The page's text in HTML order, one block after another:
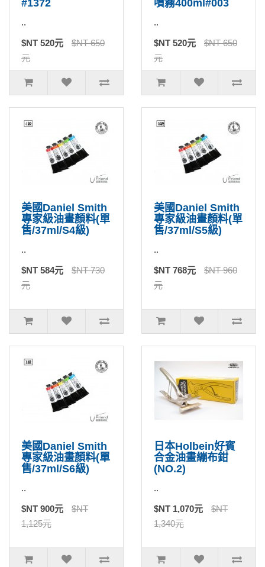
#1372
..
$NT 520元
$NT 650
元
噴霧400ml#003
..
$NT 520元
$NT 650
元
美國Daniel Smith
專家級油畫顏料(單
售/37ml/S4級)
..
$NT 584元
$NT 730
元
美國Daniel Smith
專家級油畫顏料(單
售/37ml/S5級)
..
$NT 768元
$NT 960
元
美國Daniel Smith
專家級油畫顏料(單
售/37ml/S6級)
..
$NT 900元
$NT
1,125元
日本Holbein好賓
合金油畫繃布鉗
(NO.2)
..
$NT 1,070元
$NT
1,340元